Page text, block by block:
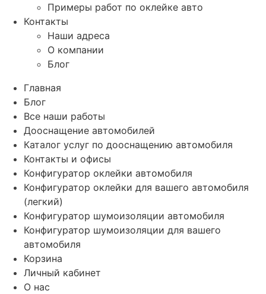
Примеры работ по оклейке авто
Контакты
Наши адреса
О компании
Блог
Главная
Блог
Все наши работы
Дооснащение автомобилей
Каталог услуг по дооснащению автомобиля
Контакты и офисы
Конфигуратор оклейки автомобиля
Конфигуратор оклейки для вашего автомобиля
(легкий)
Конфигуратор шумоизоляции автомобиля
Конфигуратор шумоизоляции для вашего
автомобиля
Корзина
Личный кабинет
О нас